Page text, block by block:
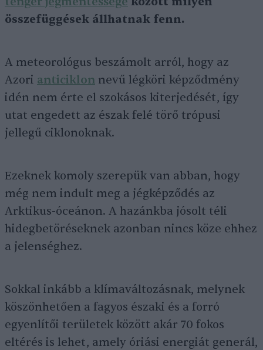
összefüggések állhatnak fenn.
A meteorológus beszámolt arról, hogy az
Azori anticiklon nevű légköri képződmény
idén nem érte el szokásos kiterjedését, így
utat engedett az észak felé törő trópusi
jellegű ciklonoknak.
Ezeknek komoly szerepük van abban, hogy
még nem indult meg a jégképződés az
Arktikus-óceánon. A hazánkba jósolt téli
hidegbetöréseknek azonban nincs köze ehhez
a jelenséghez.
Sokkal inkább a klímaváltozásnak, melynek
köszönhetően a fagyos északi és a forró
egyenlítői területek között akár 70 fokos
eltérés is lehet, amely óriási energiát generál,